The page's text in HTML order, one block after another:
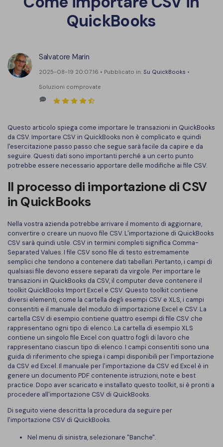
Password PDF
AI per PDF
Riassunto PDF AI
Controllo grammatica AI
Chat con immagine
Riscrivi PDF con AI
Leggi PDF con AI
Chat con documento
AI Image Generator
Tutte Le Funzionalità
Pubblicazione
Freelancer
Recensioni e premi
Recensioni di clienti
Confronto dei software PDF
Guida utente
PDFelement per Windows
PDFelement per Mac
PDFelement per iOS
PDFelement per Android
Tutorial Video
Support
Contatta il supporto
Specifiche tecniche
Aggiornamenti
Centro di download
Aggiorna a PDFelement 12
QuickBooks
Salvatore Marin
2025-08-19 20:07:16 • Pubblicato in: Su QuickBooks •
Soluzioni comprovate
Questo articolo spiega come importare le transazioni in QuickBooks
da CSV. Importare CSV in QuickBooks non è complicato e quindi
l'esercitazione passo passo che segue sarà facile da capire e da
seguire. Questi dati sono importanti perché a un certo punto
potrebbe essere necessario apportare delle modifiche ai file CSV.
Il processo di importazione di CSV
in QuickBooks
Nella vostra azienda potrebbe arrivare il momento di aggiornare,
convertire o creare un nuovo file CSV. L'importazione di QuickBooks
CSV sarà quindi utile. CSV in termini completi significa Comma-
Separated Values. I file CSV sono file di testo estremamente
semplici che tendono a contenere dati tabellari. Pertanto, i campi di
qualsiasi file devono essere separati da virgole. Per importare le
transazioni in QuickBooks da CSV, il computer deve contenere il
toolkit QuickBooks Import Excel e CSV. Questo toolkit contiene
diversi elementi, come la cartella degli esempi CSV e XLS, i campi
consentiti e il manuale del modulo di importazione Excel e CSV. La
cartella CSV di esempio contiene quattro esempi di file CSV che
rappresentano ogni tipo di elenco. La cartella di esempio XLS
contiene un singolo file Excel con quattro fogli di lavoro che
rappresentano ciascun tipo di elenco. I campi consentiti sono una
guida di riferimento che spiega i campi disponibili per l'importazione
da CSV ed Excel. Il manuale per l'importazione da CSV ed Excel è in
genere un documento PDF contenente istruzioni, note e best
practice. Dopo aver scaricato e installato questo toolkit, si è pronti a
procedere all'importazione CSV di QuickBooks.
Di seguito viene descritta la procedura da seguire per
l'importazione CSV di QuickBooks.
Nel menu di sinistra, selezionare "Banche".